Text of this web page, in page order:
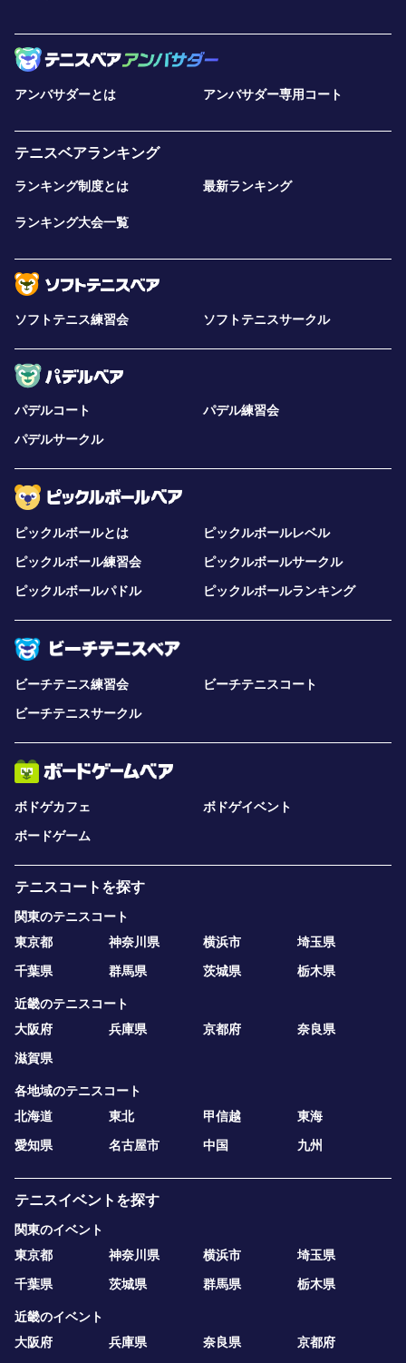
アンバサダーとは アンバサダー専用コート
テニスベアランキング
ランキング制度とは 最新ランキング
ランキング大会一覧
ソフトテニス練習会 ソフトテニスサークル
パデルコート
パデル練習会
パデルサークル
ピックルボールとは
ピックルボールレベル
ピックルボール練習会
ピックルボールサークル
ピックルボールパドル
ピックルボールランキング
ビーチテニス練習会
ビーチテニスコート
ビーチテニスサークル
ボドゲカフェ
ボドゲイベント
ボードゲーム
テニスコートを探す
関東のテニスコート
東京都
神奈川県 横浜市
埼玉県
千葉県
群馬県 茨城県 栃木県
近畿のテニスコート
大阪府
兵庫県 京都府
奈良県
滋賀県
各地域のテニスコート
北海道
東北 甲信越
東海
愛知県
名古屋市 中国 九州
テニスイベントを探す
関東のイベント
東京都
神奈川県 横浜市
埼玉県
千葉県
茨城県 群馬県 栃木県
近畿のイベント
大阪府
兵庫県 奈良県 京都府